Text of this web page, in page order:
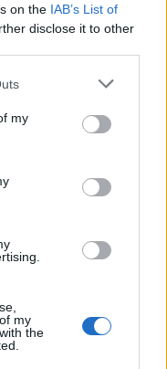
on the IAB’s List of
disclose it to other
one or more Google
You may click to
third-party tags to
in below Google
my
my
the